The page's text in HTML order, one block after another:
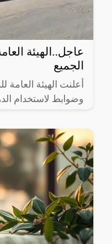
عاجل..الهيئة
الجميع
أعلنت الهيئة
وضوابط لاستخدام